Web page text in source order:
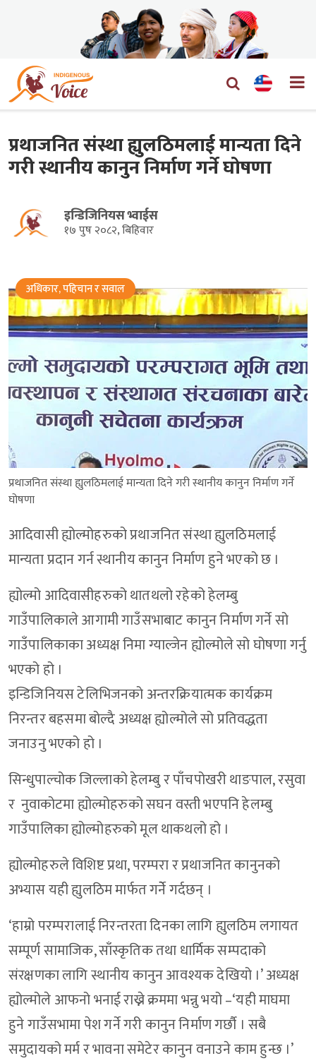
प्रथाजनित संस्था ह्युलठिमलाई मान्यता दिने
गरी स्थानीय कानुन निर्माण गर्ने घोषणा
इन्डिजिनियस भ्वाईस
१७ पुष २०८२, बिहिवार
अधिकार, पहिचान र सवाल
प्रथाजनित संस्था ह्युलठिमलाई मान्यता दिने गरी स्थानीय कानुन निर्माण गर्ने
घोषणा
आदिवासी ह्योल्मोहरुको प्रथाजनित संस्था ह्युलठिमलाई
मान्यता प्रदान गर्न स्थानीय कानुन निर्माण हुने भएको छ ।
ह्योल्मो आदिवासीहरुको थातथलो रहेको हेलम्बु
गाउँपालिकाले आगामी गाउँसभाबाट कानुन निर्माण गर्ने सो
गाउँपालिकाका अध्यक्ष निमा ग्याल्जेन ह्योल्मोले सो घोषणा गर्नु
भएको हो ।
इन्डिजिनियस टेलिभिजनको अन्तरक्रियात्मक कार्यक्रम
निरन्तर बहसमा बोल्दै अध्यक्ष ह्योल्मोले सो प्रतिवद्धता
जनाउनु भएको हो ।
सिन्धुपाल्चोक जिल्लाको हेलम्बु र पाँचपोखरी थाङपाल, रसुवा
र नुवाकोटमा ह्योल्मोहरुको सघन वस्ती भएपनि हेलम्बु
गाउँपालिका ह्योल्मोहरुको मूल थाकथलो हो ।
ह्योल्मोहरुले विशिष्ट प्रथा, परम्परा र प्रथाजनित कानुनको
अभ्यास यही ह्युलठिम मार्फत गर्नेे गर्दछन् ।
‘हाम्रो परम्परालाई निरन्तरता दिनका लागि ह्युलठिम लगायत
सम्पूर्ण सामाजिक, साँस्कृतिक तथा धार्मिक सम्पदाको
संरक्षणका लागि स्थानीय कानुन आवश्यक देखियो ।’ अध्यक्ष
ह्योल्मोले आफनो भनाई राख्ने क्रममा भन्नु भयो –‘यही माघमा
हुने गाउँसभामा पेश गर्ने गरी कानुन निर्माण गर्छौ । सबै
समुदायको मर्म र भावना समेटेर कानुन वनाउने काम हुन्छ ।’